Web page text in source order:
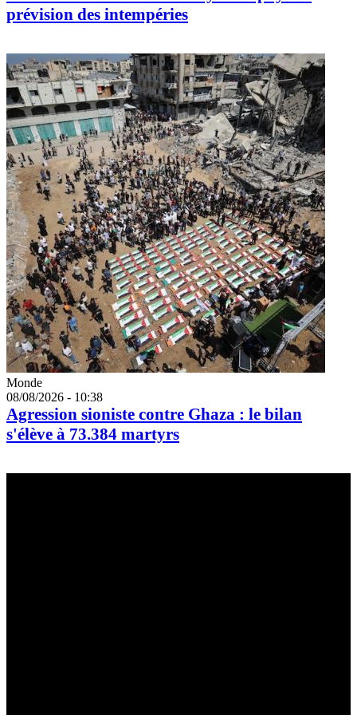
prévision des intempéries
Catégorie
Monde
08/08/2026 - 10:38
Agression sioniste contre Ghaza : le bilan
s'élève à 73.384 martyrs